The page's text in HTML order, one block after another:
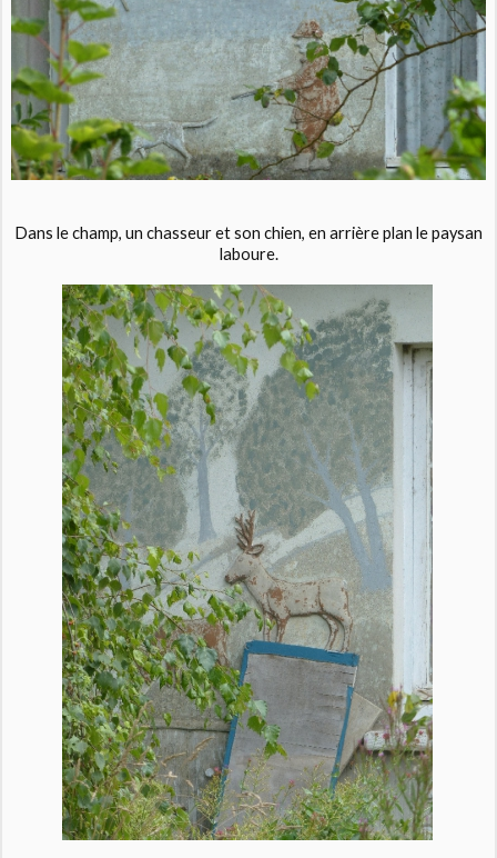
Dans le champ, un chasseur et son chien, en arrière plan le paysan
laboure.